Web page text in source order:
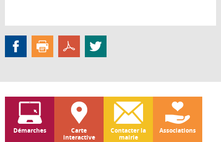
Démarches
Carte
interactive
Contacter la
mairie
Associations